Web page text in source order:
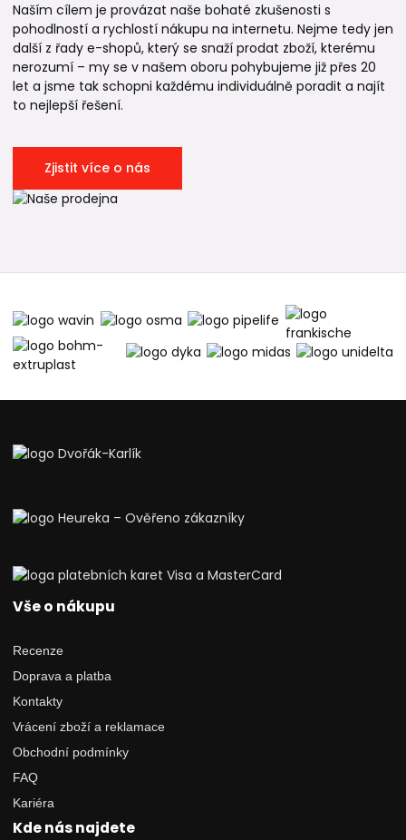
Naším cílem je provázat naše bohaté zkušenosti s
pohodlností a rychlostí nákupu na internetu. Nejme tedy jen
další z řady e-shopů, který se snaží prodat zboží, kterému
nerozumí – my se v našem oboru pohybujeme již přes 20
let a jsme tak schopni každému individuálně poradit a najít
to nejlepší řešení.
Zjistit více o nás
Vše o nákupu
Recenze
Doprava a platba
Kontakty
Vrácení zboží a reklamace
Obchodní podmínky
FAQ
Kariéra
Kde nás najdete